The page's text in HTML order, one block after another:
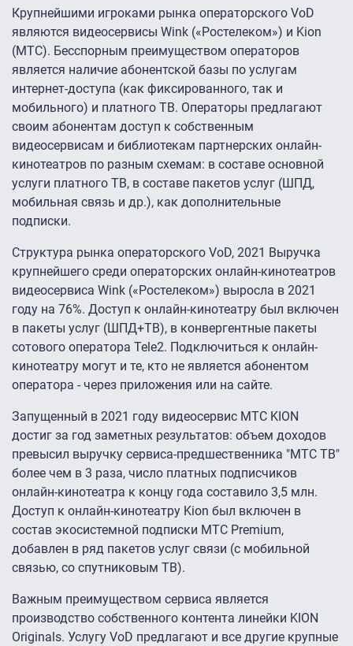
Крупнейшими игроками рынка операторского VoD
являются видеосервисы Wink («Ростелеком») и Kion
(МТС). Бесспорным преимуществом операторов
является наличие абонентской базы по услугам
интернет-доступа (как фиксированного, так и
мобильного) и платного ТВ. Операторы предлагают
своим абонентам доступ к собственным
видеосервисам и библиотекам партнерских онлайн-
кинотеатров по разным схемам: в составе основной
услуги платного ТВ, в составе пакетов услуг (ШПД,
мобильная связь и др.), как дополнительные
подписки.
Структура рынка операторского VoD, 2021 Выручка
крупнейшего среди операторских онлайн-кинотеатров
видеосервиса Wink («Ростелеком») выросла в 2021
году на 76%. Доступ к онлайн-кинотеатру был включен
в пакеты услуг (ШПД+ТВ), в конвергентные пакеты
сотового оператора Tele2. Подключиться к онлайн-
кинотеатру могут и те, кто не является абонентом
оператора - через приложения или на сайте.
Запущенный в 2021 году видеосервис МТС KION
достиг за год заметных результатов: объем доходов
превысил выручку сервиса-предшественника "МТС ТВ"
более чем в 3 раза, число платных подписчиков
онлайн-кинотеатра к концу года составило 3,5 млн.
Доступ к онлайн-кинотеатру Kion был включен в
состав экосистемной подписки МТС Premium,
добавлен в ряд пакетов услуг связи (с мобильной
связью, со спутниковым ТВ).
Важным преимуществом сервиса является
производство собственного контента линейки KION
Originals. Услугу VoD предлагают и все другие крупные